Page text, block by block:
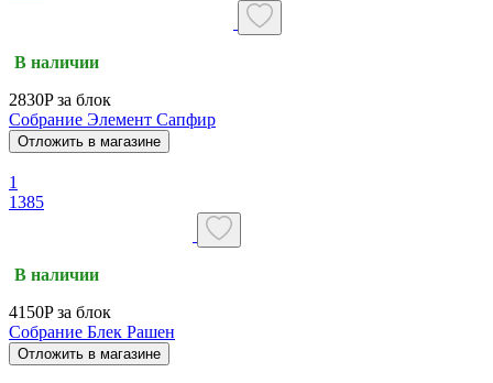
В наличии
2830P за блок
Собрание Элемент Сапфир
Отложить в магазине
1
1385
В наличии
4150P за блок
Собрание Блек Рашен
Отложить в магазине